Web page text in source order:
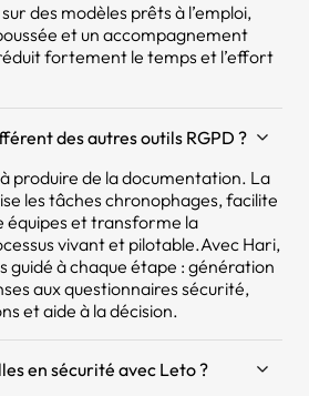
des modèles prêts à l’emploi,
et un accompagnement
fortement le temps et l’effort
des autres outils RGPD ?
produire de la documentation. La
les tâches chronophages, facilite
équipes et transforme la
vivant et pilotable.Avec Hari,
guidé à chaque étape : génération
aux questionnaires sécurité,
et aide à la décision.
en sécurité avec Leto ?